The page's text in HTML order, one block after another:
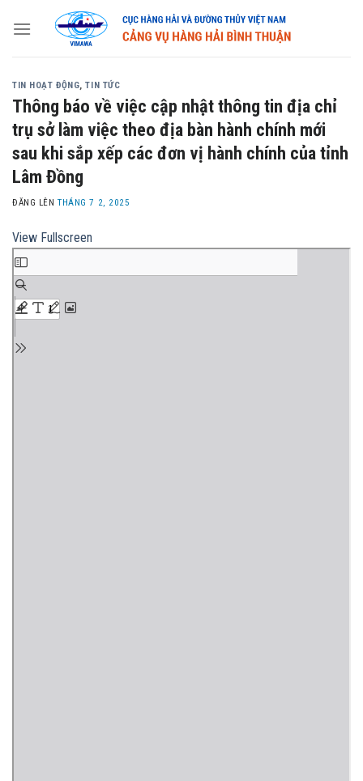
TIN HOẠT ĐỘNG,TIN TỨC
Thông báo về việc cập nhật thông tin địa chỉ
trụ sở làm việc theo địa bàn hành chính mới
sau khi sắp xếp các đơn vị hành chính của tỉnh
Lâm Đồng
ĐĂNG LÊNTHÁNG 7 2, 2025
View Fullscreen